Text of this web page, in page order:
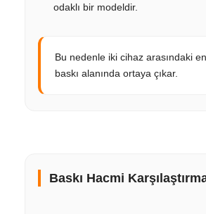
odaklı bir modeldir.
Bu nedenle iki cihaz arasındaki
baskı alanında ortaya çıkar.
Baskı Hacmi